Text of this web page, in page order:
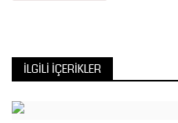
İLGILI İÇERIKLER